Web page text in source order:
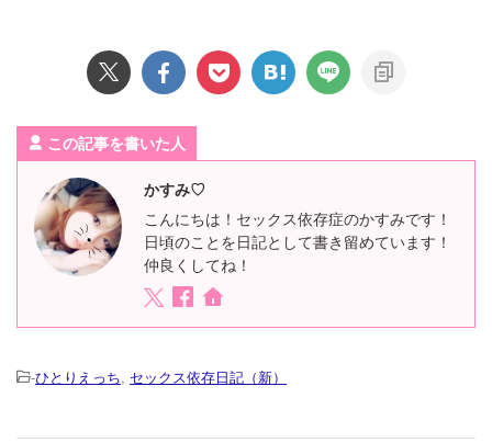
この記事を書いた人
かすみ♡
こんにちは！セックス依存症のかすみです！
日頃のことを日記として書き留めています！
仲良くしてね！
-ひとりえっち, セックス依存日記（新）